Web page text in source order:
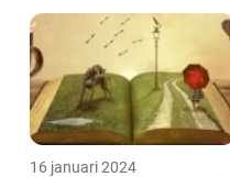
16 januari 2024